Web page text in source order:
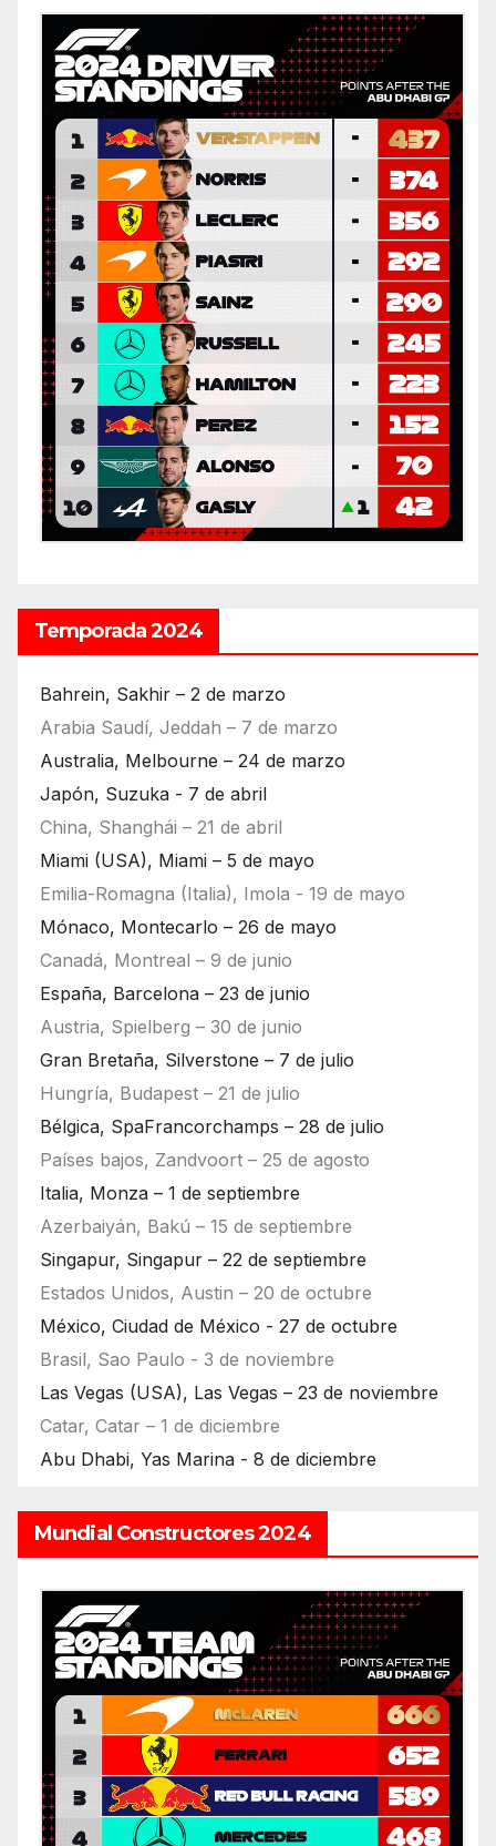
Temporada 2024
Bahrein, Sakhir – 2 de marzo
Arabia Saudí, Jeddah – 7 de marzo
Australia, Melbourne – 24 de marzo
Japón, Suzuka - 7 de abril
China, Shanghái – 21 de abril
Miami (USA), Miami – 5 de mayo
Emilia-Romagna (Italia), Imola - 19 de mayo
Mónaco, Montecarlo – 26 de mayo
Canadá, Montreal – 9 de junio
España, Barcelona – 23 de junio
Austria, Spielberg – 30 de junio
Gran Bretaña, Silverstone – 7 de julio
Hungría, Budapest – 21 de julio
Bélgica, SpaFrancorchamps – 28 de julio
Países bajos, Zandvoort – 25 de agosto
Italia, Monza – 1 de septiembre
Azerbaiyán, Bakú – 15 de septiembre
Singapur, Singapur – 22 de septiembre
Estados Unidos, Austin – 20 de octubre
México, Ciudad de México - 27 de octubre
Brasil, Sao Paulo - 3 de noviembre
Las Vegas (USA), Las Vegas – 23 de noviembre
Catar, Catar – 1 de diciembre
Abu Dhabi, Yas Marina - 8 de diciembre
Mundial Constructores 2024